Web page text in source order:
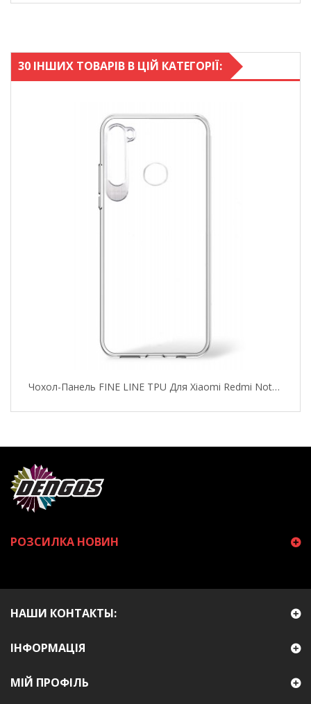
30 ІНШИХ ТОВАРІВ В ЦІЙ КАТЕГОРІЇ:
Чохол-Панель FINE LINE TPU Для Xiaomi Redmi Note 8
РОЗСИЛКА НОВИН
НАШИ КОНТАКТЫ:
ІНФОРМАЦІЯ
МІЙ ПРОФІЛЬ